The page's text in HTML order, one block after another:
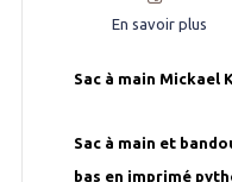
En savoir plus
Sac à main Mickael
Sac à main et
bas en imprimé